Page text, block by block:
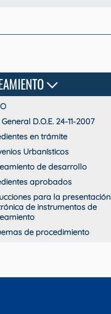
D.O.E. 24-11-2007
en trámite
Urbanísticos
de desarrollo
aprobados
para la presentación
de instrumentos de
de procedimiento